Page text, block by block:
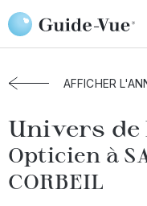
Aller au contenu
Accueil Choisir mon
Univers de La Vue
AFFICHER
Univers de
Opticien à
CORBEIL